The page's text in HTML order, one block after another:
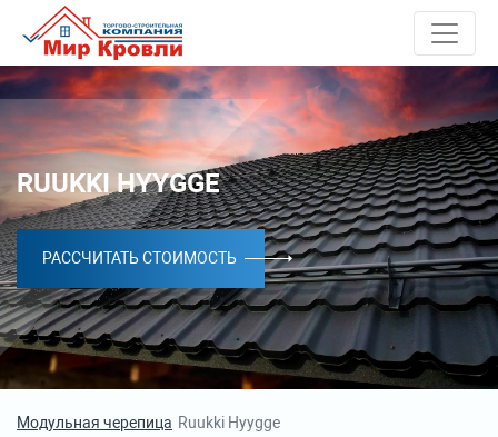
RUUKKI HYYGGE
РАССЧИТАТЬ СТОИМОСТЬ
Модульная черепица Ruukki Hyygge